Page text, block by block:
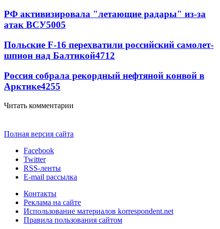
РФ активизировала "летающие радары" из-за
атак ВСУ5005
Польские F-16 перехватили российский самолет-
шпион над Балтикой4712
Россия собрала рекордный нефтяной конвой в
Арктике4255
Читать комментарии
Полная версия сайта
Facebook
Twitter
RSS-ленты
E-mail рассылка
Контакты
Реклама на сайте
Использование материалов korrespondent.net
Правила пользования сайтом